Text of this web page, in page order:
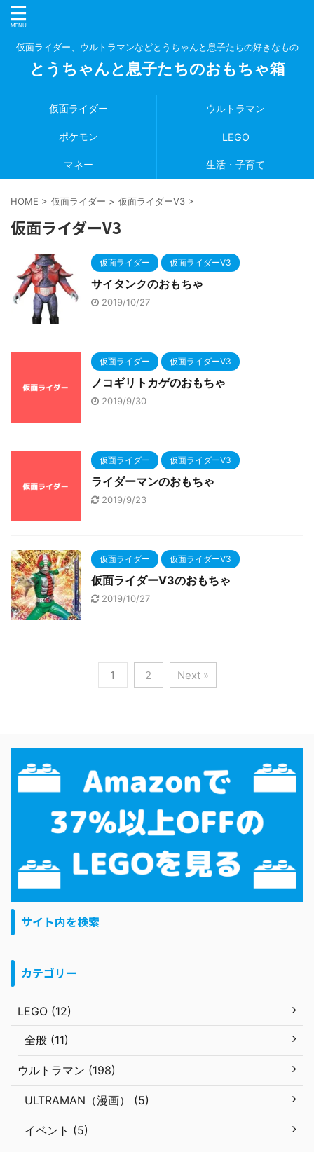
仮面ライダー、ウルトラマンなどとうちゃんと息子たちの好きなもの
とうちゃんと息子たちのおもちゃ箱
仮面ライダー ウルトラマン
ポケモン LEGO
マネー 生活・子育て
HOME > 仮面ライダー > 仮面ライダーV3 >
仮面ライダーV3
仮面ライダー 仮面ライダーV3
サイタンクのおもちゃ
2019/10/27
仮面ライダー 仮面ライダーV3
ノコギリトカゲのおもちゃ
2019/9/30
仮面ライダー 仮面ライダーV3
ライダーマンのおもちゃ
2019/9/23
仮面ライダー 仮面ライダーV3
仮面ライダーV3のおもちゃ
2019/10/27
1 2 Next »
サイト内を検索
カテゴリー
LEGO (12)
全般 (11)
ウルトラマン (198)
ULTRAMAN（漫画） (5)
イベント (5)